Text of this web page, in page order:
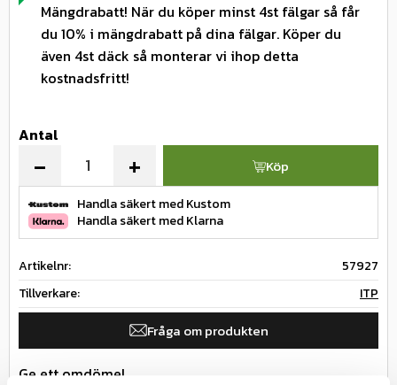
Mängdrabatt! När du köper minst 4st fälgar så får
du 10% i mängdrabatt på dina fälgar. Köper du
även 4st däck så monterar vi ihop detta
kostnadsfritt!
Antal
+
- Köp
Handla säkert med Kustom
Handla säkert med Klarna
Artikelnr
57927
Tillverkare
ITP
Fråga om produkten
Ge ett omdöme!